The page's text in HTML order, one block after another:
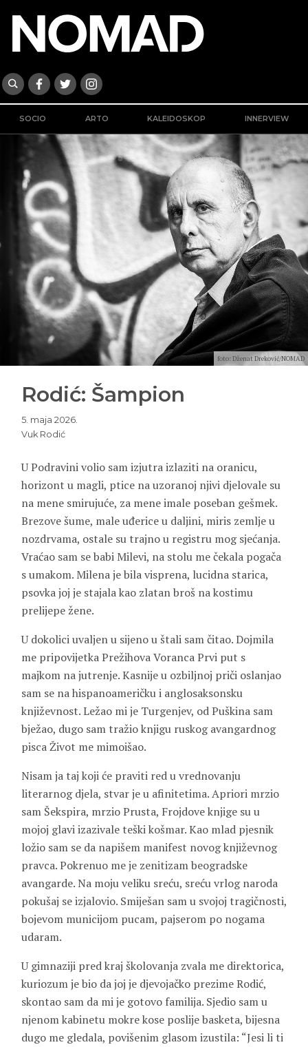
SOCIO ARTO KALEIDOSKOP INNERVIEW
foto: Dženat Dreković/NOMAD
Rodić: Šampion
5. maja 2026.
Vuk Rodić
U Podravini volio sam izjutra izlaziti na oranicu,
horizont u magli, ptice na uzoranoj njivi djelovale su
na mene smirujuće, za mene imale poseban gešmek.
Brezove šume, male uđerice u daljini, miris zemlje u
nozdrvama, ostale su trajno u registru mog sjećanja.
Vraćao sam se babi Milevi, na stolu me čekala pogača
s umakom. Milena je bila visprena, lucidna starica,
psovka joj je stajala kao zlatan broš na kostimu
prelijepe žene.
U dokolici uvaljen u sijeno u štali sam čitao. Dojmila
me pripovijetka Prežihova Voranca Prvi put s
majkom na jutrenje. Kasnije u ozbiljnoj priči oslanjao
sam se na hispanoameričku i anglosaksonsku
književnost. Ležao mi je Turgenjev, od Puškina sam
bježao, dugo sam tražio knjigu ruskog avangardnog
pisca Život me mimoišao.
Nisam ja taj koji će praviti red u vrednovanju
literarnog djela, stvar je u afinitetima. Apriori mrzio
sam Šekspira, mrzio Prusta, Frojdove knjige su u
mojoj glavi izazivale teški košmar. Kao mlad pjesnik
ložio sam se da napišem manifest novog književnog
pravca. Pokrenuo me je zenitizam beogradske
avangarde. Na moju veliku sreću, sreću vrlog naroda
pokušaj se izjalovio. Smiješan sam u svojoj tragičnosti,
bojevom municijom pucam, pajserom po nogama
udaram.
U gimnaziji pred kraj školovanja zvala me direktorica,
kuriozum je bio da joj je djevojačko prezime Rodić,
skontao sam da mi je gotovo familija. Sjedio sam u
njenom kabinetu mokre kose poslije basketa, bijesna
dugo me gledala, povišenim glasom izustila: “Jesi li ti